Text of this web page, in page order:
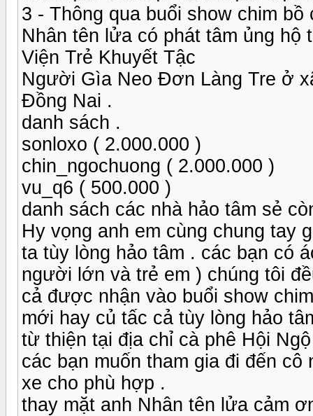
3 - Thông qua buổi show chim
Nhân tên lửa có phát tâm ủng hộ
Viện Trẻ Khuyết Tậc
Người Gìa Neo Đơn Làng Tre ở
Đồng Nai .
danh sách .
sonloxo ( 2.000.000 )
chin_ngochuong ( 2.000.000 )
vu_q6 ( 500.000 )
danh sách các nhà hảo tâm sẻ
Hy vọng anh em cùng chung tay
ta tùy lòng hảo tâm . các bạn có
người lớn và trẻ em ) chúng tôi
cả được nhận vào buổi show
mới hay củ tấc cả tùy lòng hảo
từ thiện tại địa chỉ cà phê Hội
các bạn muốn tham gia đi đến
xe cho phù hợp .
thay mặt anh Nhân tên lửa cảm